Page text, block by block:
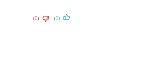
(0)
(0)